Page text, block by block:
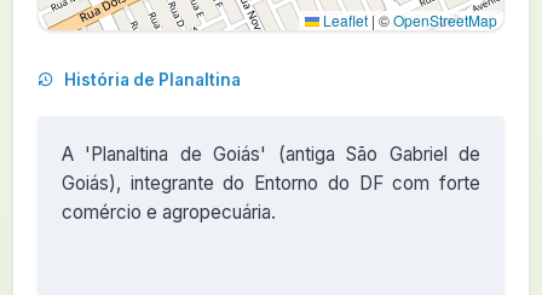
Leaflet | ©OpenStreetMap
História de Planaltina
A 'Planaltina de Goiás' (antiga São Gabriel de
Goiás), integrante do Entorno do DF com forte
comércio e agropecuária.